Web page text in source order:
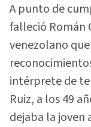
A punto de
falleció Román
venezolano
intérprete de
Ruiz, a los 49
dejaba la joven